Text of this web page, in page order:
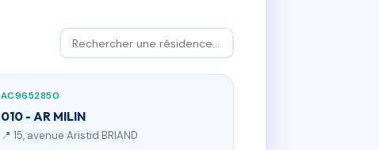
AC9652850
010 - AR MILIN
📍 15, avenue Aristid BRIAND